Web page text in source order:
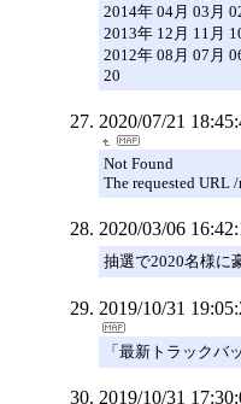
2014年 04月 03月
2013年 12月 11月
2012年 08月 07月
20
2020/07/21
Not Found
The requested URL
2020/03/06
抽選で2020名様に
2019/10/31
「最新トラックバ
2019/10/31